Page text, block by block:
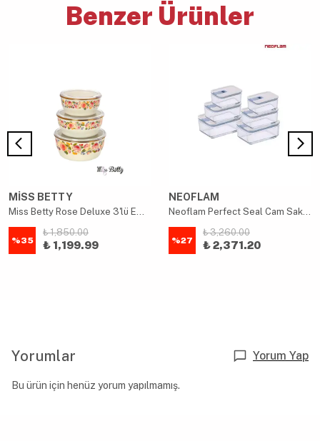
Benzer Ürünler
MİSS BETTY
Miss Betty Rose Deluxe 3'lü Emaye Saklama Kabı 14-16-18 Cm
%35
₺ 1,850.00
₺ 1,199.99
NEOFLAM
Neoflam Perfect Seal Cam Saklama Seti 6 Parça
%27
₺ 3,260.00
₺ 2,371.20
Yorumlar Yorum Yap
Bu ürün için henüz yorum yapılmamış.